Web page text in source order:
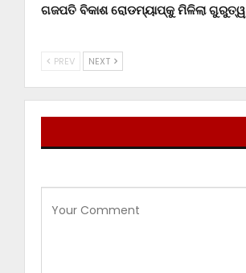
ଗଜପତି ବିକାଶ ରୋଡମ୍ୟାପ୍‌କୁ ମିଳିଲା ଗୁରୁତ୍ୱ
PREV NEXT